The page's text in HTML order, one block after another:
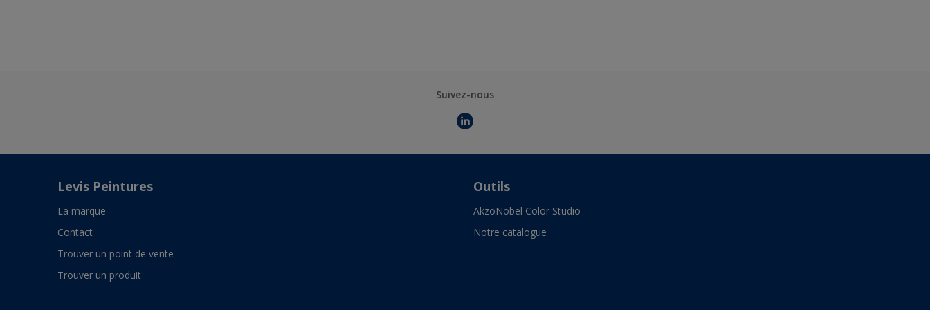
Suivez-nous
Levis Peintures
La marque
Contact
Trouver un point de vente
Trouver un produit
Outils
AkzoNobel Color Studio
Notre catalogue